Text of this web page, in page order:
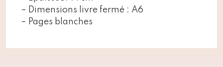
– Dimensions livre fermé : A6
– Pages blanches